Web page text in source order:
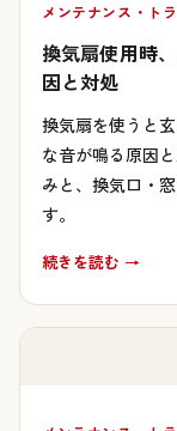
メンテナンス・ト
換気扇使用時
因と対処
換気扇を使うと
な音が鳴る原因
みと、換気口・
す。
続きを読む →